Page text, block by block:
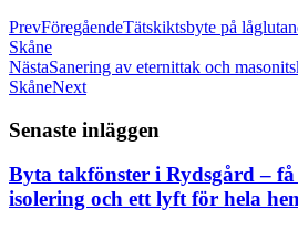
PrevFöregåendeTätskiktsbyte på
Skåne
NästaSanering av eternittak och
SkåneNext
Senaste inläggen
Byta takfönster i Rydsgård –
isolering och ett lyft för hela